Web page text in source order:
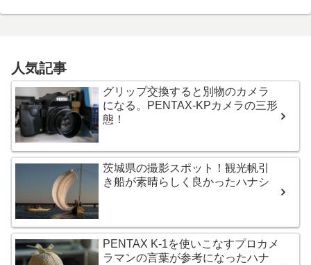
人気記事
グリップ交換すると別物のカメラ
になる。PENTAX-KPカメラの三形
態！
茨城県の撮影スポット！観光帆引
き船が素晴らしく良かったハナシ
PENTAX K-1を使いこなすプロカメ
ラマンの言葉が参考になったハナ